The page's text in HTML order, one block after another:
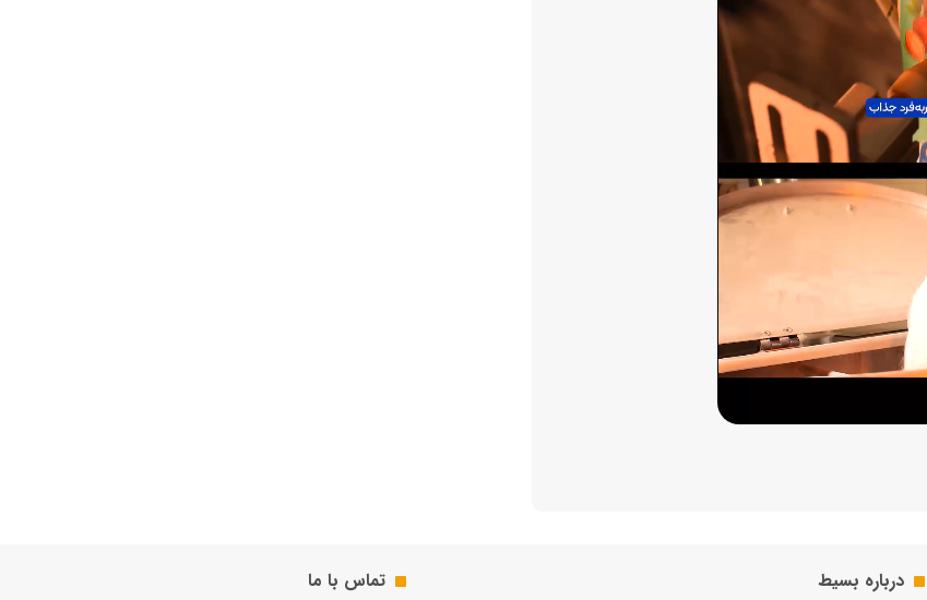
درباره بسیط تماس با ما